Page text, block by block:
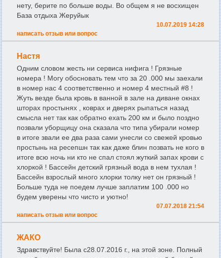
нету, берите по больше воды. Во общем я не восхищен
База отдыха Жеруйык
10.07.2019 14:28
написать отзыв или вопрос
Настя
Одним словом жесть ни сервиса нифига ! Грязные
номера ! Могу обосновать тем что за 20 .000 мы заехали
в номер нас 4 соответственно и номер 4 местный #8 !
Жуть везде была кровь в ванной в зале на диване окнах
шторах простынях , коврах и дверях рыпаться назад
смысла нет так как обратно ехать 200 км и было поздно
позвали уборщицу она сказала что типа убирали номер
в итоге звали ее два раза сами унесли со свежей кровью
простынь на ресепшн так как даже блин позвать не кого в
итоге всю ночь ни кто не спал стоял жуткий запах крови с
хлоркой ! Бассейн детский грязный вода в нем тухлая !
Бассейн взрослый много хлорки толку нет он грязный !
Больше туда не поедем лучше заплатим 100 .000 но
будем уверены что чисто и уютно!
07.07.2018 21:54
написать отзыв или вопрос
ЖАКО
Здравствуйте! Была с28.07.2016 г., на этой зоне. Полный